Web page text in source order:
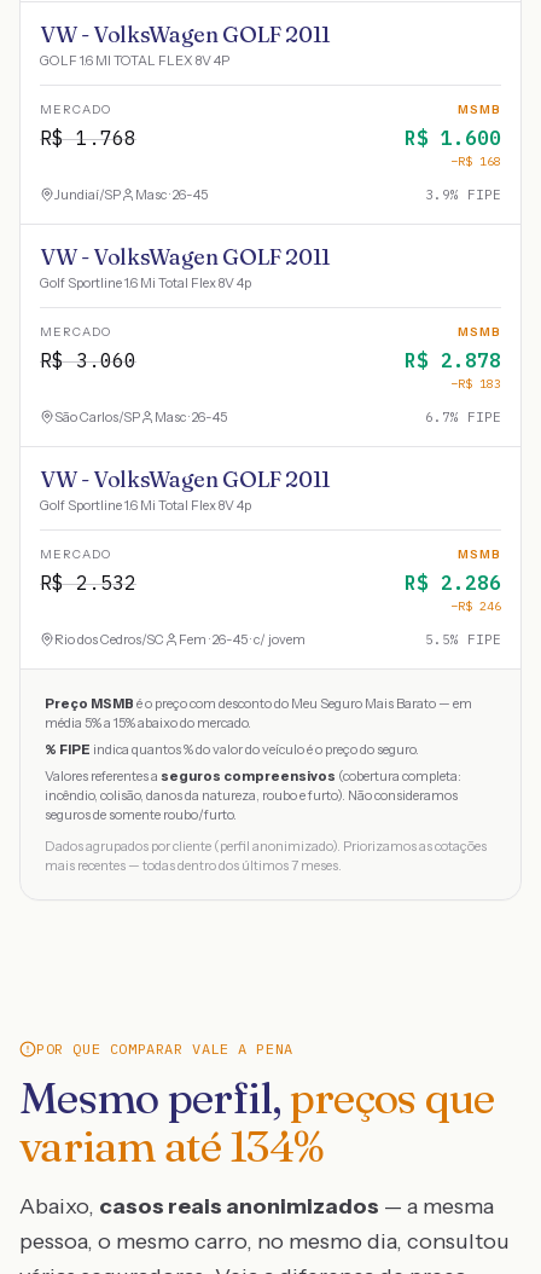
VW - VolksWagen GOLF 2011
GOLF 1.6 MI TOTAL FLEX 8V 4P
MERCADO
R$1.768
MSMB
R$ 1.600
−R$ 168
Jundiaí/SP Masc · 26-45 3.9% FIPE
VW - VolksWagen GOLF 2011
Golf Sportline 1.6 Mi Total Flex 8V 4p
MERCADO
R$3.060
MSMB
R$ 2.878
−R$ 183
São Carlos/SP Masc · 26-45 6.7% FIPE
VW - VolksWagen GOLF 2011
Golf Sportline 1.6 Mi Total Flex 8V 4p
MERCADO
R$2.532
MSMB
R$ 2.286
−R$ 246
Rio dos Cedros/SC Fem · 26-45 · c/ jovem 5.5% FIPE
Preço MSMB é o preço com desconto do Meu Seguro Mais Barato — em
média 5% a 15% abaixo do mercado.
% FIPE indica quantos % do valor do veículo é o preço do seguro.
Valores referentes a seguros compreensivos (cobertura completa:
incêndio, colisão, danos da natureza, roubo e furto). Não consideramos
seguros de somente roubo/furto.
Dados agrupados por cliente (perfil anonimizado). Priorizamos as cotações
mais recentes — todas dentro dos últimos 7 meses.
POR QUE COMPARAR VALE A PENA
Mesmo perfil, preços que
variam até134%
Abaixo, casos reais anonimizados — a mesma
pessoa, o mesmo carro, no mesmo dia, consultou